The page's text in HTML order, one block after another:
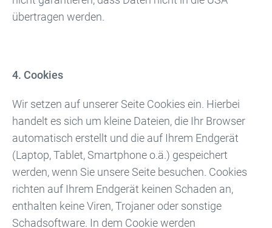
übertragen werden.
4. Cookies
Wir setzen auf unserer Seite Cookies ein. Hierbei
handelt es sich um kleine Dateien, die Ihr Browser
automatisch erstellt und die auf Ihrem Endgerät
(Laptop, Tablet, Smartphone o.ä.) gespeichert
werden, wenn Sie unsere Seite besuchen. Cookies
richten auf Ihrem Endgerät keinen Schaden an,
enthalten keine Viren, Trojaner oder sonstige
Schadsoftware. In dem Cookie werden